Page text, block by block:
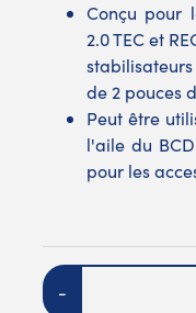
Conçu pour
2.0 TEC et
de 2 pouces
Peut être
l'aile du
pour les
Quantité
-